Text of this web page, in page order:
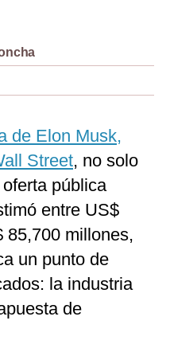
de Elon Musk,
Street, no solo
pública
entre US$
85,700 millones,
un punto de
la industria
de